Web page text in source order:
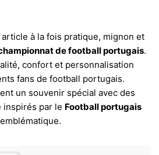
à la fois pratique, mignon et
de football portugais.
confort et personnalisation
fans de football portugais.
un souvenir spécial avec des
inspirés par le Football portugais